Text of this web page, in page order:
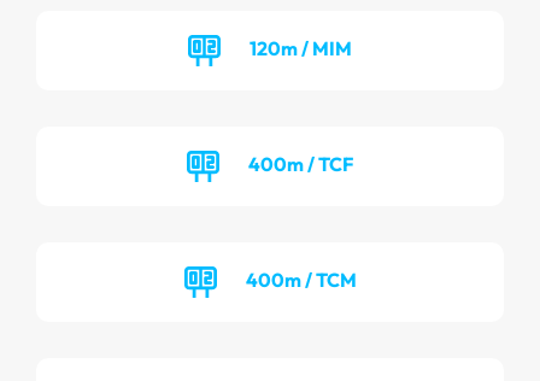
120m / MIM
400m / TCF
400m / TCM